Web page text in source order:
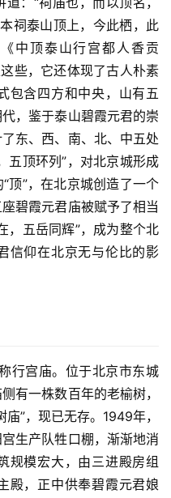
祠泰山顶上，今此栖，此
中顶泰山行宫都人香贡
些，它还体现了古人朴素
包含四方和中央，山有五
，鉴于泰山碧霞元君的崇
东、西、南、北、中五处
五顶环列”，对北京城形成
顶”，在北京城创造了一个
碧霞元君庙被赋予了相当
，五岳同辉”，成为整个北
信仰在北京无与伦比的影
行宫庙。位于北京市东城
有一株数百年的老榆树，
”，现已无存。1949年，
生产队牲口棚，渐渐地消
规模宏大，由三进殿房组
殿，正中供奉碧霞元君娘